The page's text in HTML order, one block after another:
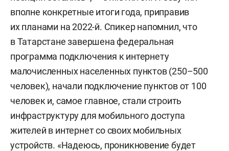
вполне конкретные итоги года, приправив
их планами на 2022-й. Спикер напомнил, что
в Татарстане завершена федеральная
программа подключения к интернету
малочисленных населенных пунктов (250–500
человек), начали подключение пунктов от 100
человек и, самое главное, стали строить
инфраструктуру для мобильного доступа
жителей в интернет со своих мобильных
устройств. «Надеюсь, проникновение будет